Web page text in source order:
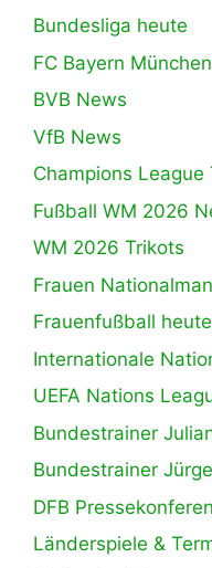
Bundesliga heute
FC Bayern
BVB News
VfB News
Champions League
Fußball WM 2026
WM 2026 Trikots
Frauen
Frauenfußball heute
Internationale
UEFA Nations
Bundestrainer
Bundestrainer
DFB
Länderspiele &